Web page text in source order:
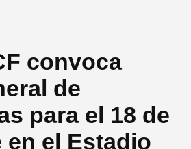
convoca
de
para el 18 de
en el Estadio